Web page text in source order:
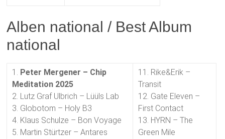
Alben national / Best Album
national
1. Peter Mergener – Chip
Meditation 2025
2. Lutz Graf Ulbrich – Lüüls Lab
3. Globotom – Holy B3
4. Klaus Schulze – Bon Voyage
5. Martin Stürtzer – Antares
11. Rike&Erik –
Transit
12. Gate Eleven –
First Contact
13. HYRN – The
Green Mile